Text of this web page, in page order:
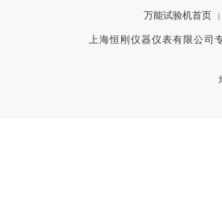
万能试验机首页 |
上海恒刚仪器仪表有限公司